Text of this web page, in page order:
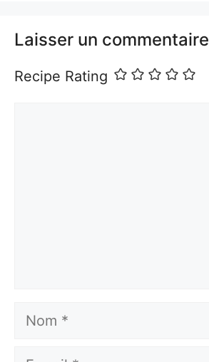
Laisser un commentaire
Recipe Rating
Nom
E-